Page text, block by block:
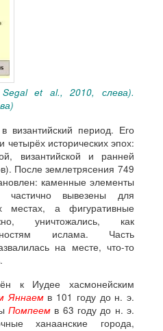
et al., 2010, слева).
византийский период. Его
исторических эпох:
византийской и ранней
После землетрясения 749
каменные элементы
вывезены для
местах, а фигуративные
уничтожались, как
ислама. Часть
на месте, что-то
к Иудее хасмонейским
Яннаемв 101 году до н. э.
Помпеем в 63 году до н. э.
ханаанские города,